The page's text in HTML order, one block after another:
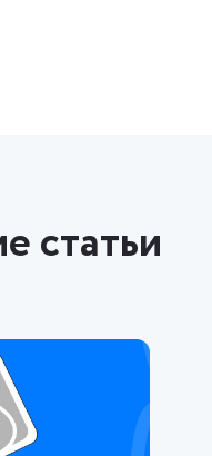
статьи